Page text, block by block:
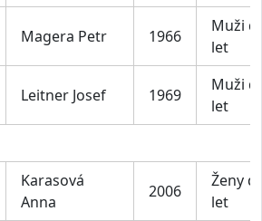
Magera Petr 1966
Muži
let
Leitner Josef 1969
Muži
let
Karasová
Anna
2006
Ženy
let